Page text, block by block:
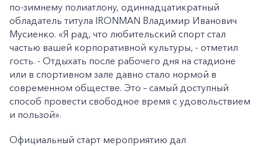
по-зимнему полиатлону, одиннадцатикратный
обладатель титула IRONMAN Владимир Иванович
Мусиенко. «Я рад, что любительский спорт стал
частью вашей корпоративной культуры, - отметил
гость. - Отдыхать после рабочего дня на стадионе
или в спортивном зале давно стало нормой в
современном обществе. Это – самый доступный
способ провести свободное время с удовольствием
и пользой».
Официальный старт мероприятию дал